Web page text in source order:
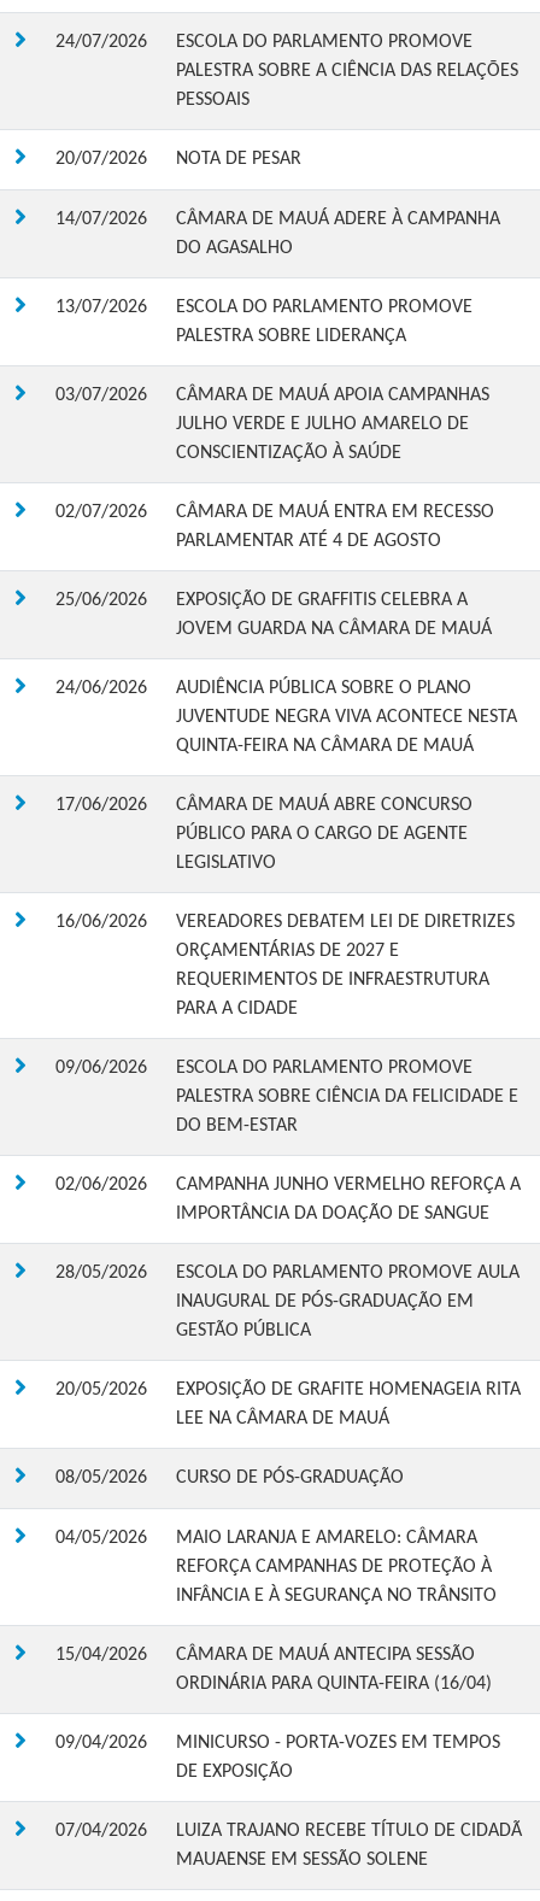
24/07/2026
ESCOLA DO PARLAMENTO PROMOVE
PALESTRA SOBRE A CIÊNCIA DAS RELAÇÕES
PESSOAIS
20/07/2026 NOTA DE PESAR
14/07/2026
CÂMARA DE MAUÁ ADERE À CAMPANHA
DO AGASALHO
13/07/2026
ESCOLA DO PARLAMENTO PROMOVE
PALESTRA SOBRE LIDERANÇA
03/07/2026
CÂMARA DE MAUÁ APOIA CAMPANHAS
JULHO VERDE E JULHO AMARELO DE
CONSCIENTIZAÇÃO À SAÚDE
02/07/2026
CÂMARA DE MAUÁ ENTRA EM RECESSO
PARLAMENTAR ATÉ 4 DE AGOSTO
25/06/2026
EXPOSIÇÃO DE GRAFFITIS CELEBRA A
JOVEM GUARDA NA CÂMARA DE MAUÁ
24/06/2026
AUDIÊNCIA PÚBLICA SOBRE O PLANO
JUVENTUDE NEGRA VIVA ACONTECE NESTA
QUINTA-FEIRA NA CÂMARA DE MAUÁ
17/06/2026
CÂMARA DE MAUÁ ABRE CONCURSO
PÚBLICO PARA O CARGO DE AGENTE
LEGISLATIVO
16/06/2026
VEREADORES DEBATEM LEI DE DIRETRIZES
ORÇAMENTÁRIAS DE 2027 E
REQUERIMENTOS DE INFRAESTRUTURA
PARA A CIDADE
09/06/2026
ESCOLA DO PARLAMENTO PROMOVE
PALESTRA SOBRE CIÊNCIA DA FELICIDADE E
DO BEM-ESTAR
02/06/2026
CAMPANHA JUNHO VERMELHO REFORÇA A
IMPORTÂNCIA DA DOAÇÃO DE SANGUE
28/05/2026
ESCOLA DO PARLAMENTO PROMOVE AULA
INAUGURAL DE PÓS-GRADUAÇÃO EM
GESTÃO PÚBLICA
20/05/2026
EXPOSIÇÃO DE GRAFITE HOMENAGEIA RITA
LEE NA CÂMARA DE MAUÁ
08/05/2026 CURSO DE PÓS-GRADUAÇÃO
04/05/2026
MAIO LARANJA E AMARELO: CÂMARA
REFORÇA CAMPANHAS DE PROTEÇÃO À
INFÂNCIA E À SEGURANÇA NO TRÂNSITO
15/04/2026
CÂMARA DE MAUÁ ANTECIPA SESSÃO
ORDINÁRIA PARA QUINTA-FEIRA (16/04)
09/04/2026
MINICURSO - PORTA-VOZES EM TEMPOS
DE EXPOSIÇÃO
07/04/2026
LUIZA TRAJANO RECEBE TÍTULO DE CIDADÃ
MAUAENSE EM SESSÃO SOLENE